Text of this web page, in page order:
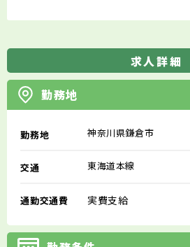
求人詳細
勤務地
勤務地 神奈川県鎌倉市
交通 東海道本線
通勤交通費 実費支給